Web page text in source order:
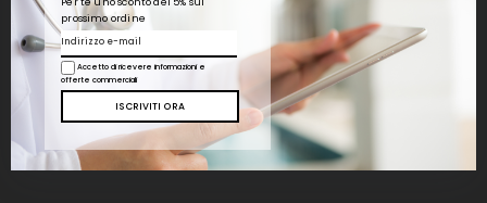
Spirometro Tascabile
SP-10
 
244,78 €
SPIROBANK II BASIC +
Software WINSPIROPRO
 
1.442,92 €
prossimo ordine
Accetto di ricevere informazioni e
offerte commerciali